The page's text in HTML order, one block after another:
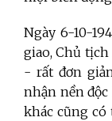
Ngày 6-10-
giao, Chủ
- rất đơn
nhận nền độc
khác cũng có